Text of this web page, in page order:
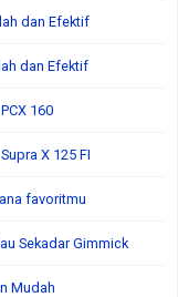
dan Efektif
dan Efektif
160
X 125 FI
favoritmu
Sekadar Gimmick
Mudah